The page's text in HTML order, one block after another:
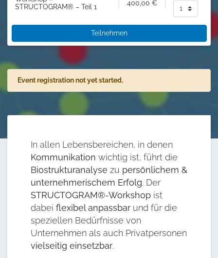
STRUCTOGRAM® – Teil 1
400,00 €
Teilnehmen
Event registration not yet started.
In allen Lebensbereichen, in denen
Kommunikation wichtig ist, führt die
Biostrukturanalyse zu persönlichem &
unternehmerischem Erfolg. Der
STRUCTOGRAM®-Workshop ist
dabei flexibel anpassbar und für die
speziellen Bedürfnisse von
Unternehmen als auch Privatpersonen
vielseitig einsetzbar.